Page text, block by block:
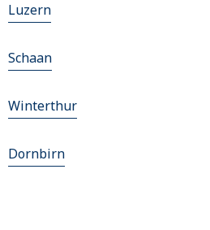
Luzern
Schaan
Winterthur
Dornbirn